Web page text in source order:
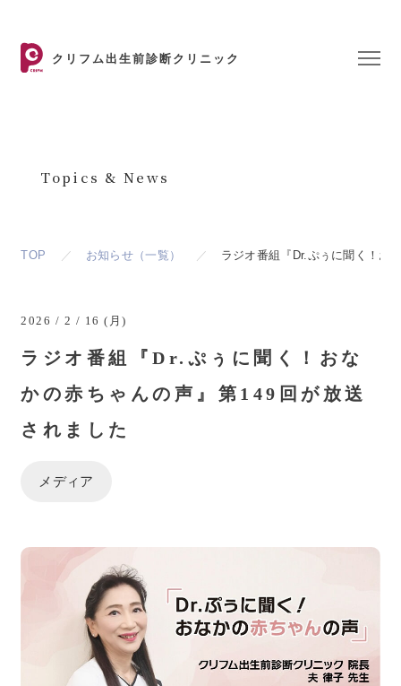
クリフム出生前診断クリニック
Topics & News
TOP お知らせ（一覧） ラジオ番組『Dr.ぷぅに聞く！お
2026 / 2 / 16 (月)
ラジオ番組『Dr.ぷぅに聞く！おな
かの赤ちゃんの声』第149回が放送
されました
メディア